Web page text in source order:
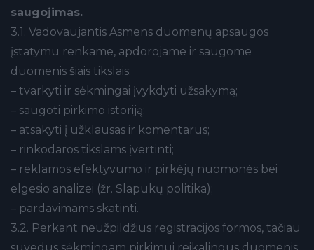
saugojimas.
3.1. Vadovaujantis Asmens duomenų apsaugos
įstatymu renkame, apdorojame ir saugome
duomenis šiais tikslais:
– tvarkyti ir sėkmingai įvykdyti užsakymą;
– saugoti pirkimo istoriją;
– atsakyti į užklausas ir komentarus;
– rinkodaros tikslams įvertinti;
– reklamos efektyvumo ir pirkėjų nuomonės bei
elgesio analizei (žr. Slapukų politika);
– pardavimams skatinti.
3.2. Perkant neužpildžius registracijos formos, tačiau